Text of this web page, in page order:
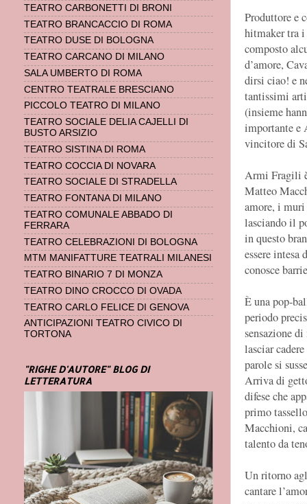
Produttore e
hitmaker tra
composto
d’amore,
dirsi ciao! e
tantissimi
(insieme
importante e
vincitore di
Armi Fragili è
Matteo
amore, i muri
lasciando il
in questo
essere intesa
conosce
È una pop-
periodo
sensazione
lasciar
parole si
Arriva di
difese che
primo
Macchioni,
talento da
Un ritorno
cantare
TEATRO CARBONETTI DI BRONI
TEATRO BRANCACCIO DI ROMA
TEATRO DUSE DI BOLOGNA
TEATRO CARCANO DI MILANO
SALA UMBERTO DI ROMA
CENTRO TEATRALE BRESCIANO
PICCOLO TEATRO DI MILANO
TEATRO SOCIALE DELIA CAJELLI DI
BUSTO ARSIZIO
TEATRO SISTINA DI ROMA
TEATRO COCCIA DI NOVARA
TEATRO SOCIALE DI STRADELLA
TEATRO FONTANA DI MILANO
TEATRO COMUNALE ABBADO DI
FERRARA
TEATRO CELEBRAZIONI DI BOLOGNA
MTM MANIFATTURE TEATRALI MILANESI
TEATRO BINARIO 7 DI MONZA
TEATRO DINO CROCCO DI OVADA
TEATRO CARLO FELICE DI GENOVA
ANTICIPAZIONI TEATRO CIVICO DI
TORTONA
"RIGHE D'AUTORE" BLOG DI
LETTERATURA